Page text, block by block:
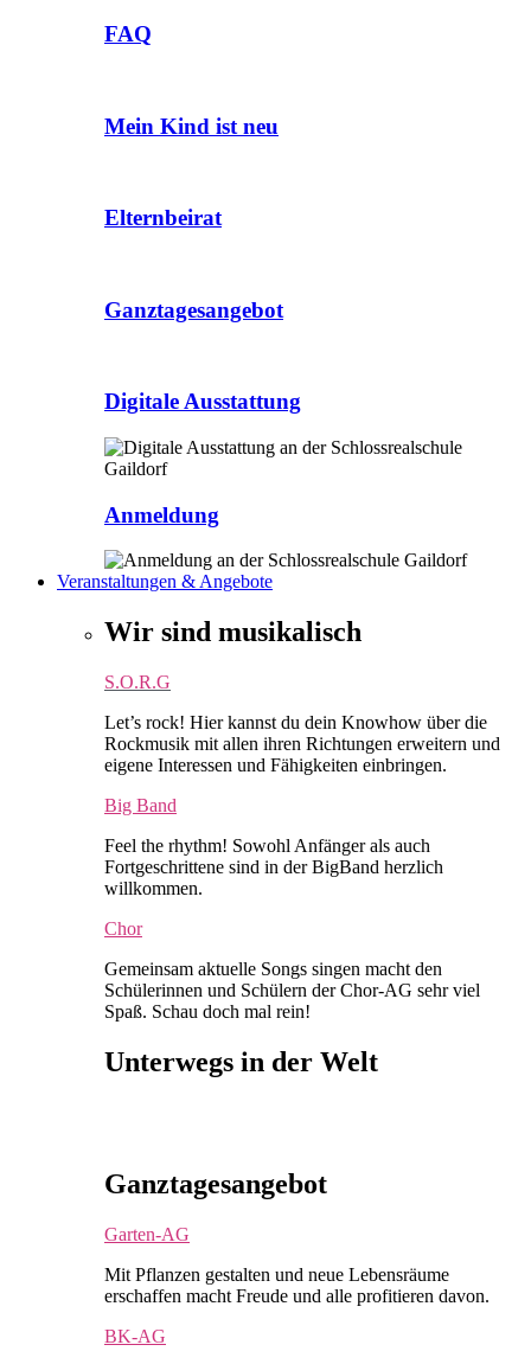
FAQ
Mein Kind ist neu
Elternbeirat
Ganztagesangebot
Digitale Ausstattung
Anmeldung
Veranstaltungen & Angebote
Wir sind musikalisch
S.O.R.G
Let’s rock! Hier kannst du dein Knowhow über die
Rockmusik mit allen ihren Richtungen erweitern und
eigene Interessen und Fähigkeiten einbringen.
Big Band
Feel the rhythm! Sowohl Anfänger als auch
Fortgeschrittene sind in der BigBand herzlich
willkommen.
Chor
Gemeinsam aktuelle Songs singen macht den
Schülerinnen und Schülern der Chor-AG sehr viel
Spaß. Schau doch mal rein!
Unterwegs in der Welt
Ganztagesangebot
Garten-AG
Mit Pflanzen gestalten und neue Lebensräume
erschaffen macht Freude und alle profitieren davon.
BK-AG